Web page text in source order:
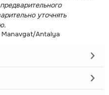
уточнять
Manavgat/Antalya